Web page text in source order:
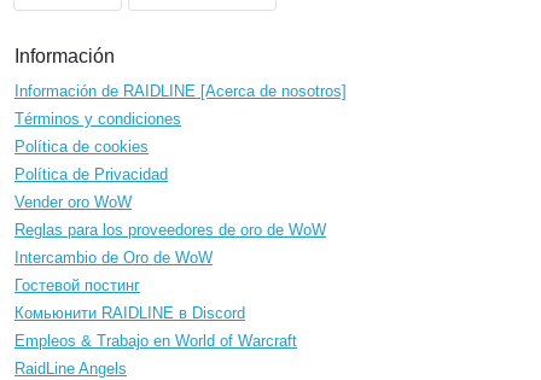
Información
Información de RAIDLINE [Acerca de nosotros]
Términos y condiciones
Política de cookies
Política de Privacidad
Vender oro WoW
Reglas para los proveedores de oro de WoW
Intercambio de Oro de WoW
Гостевой постинг
Комьюнити RAIDLINE в Discord
Empleos & Trabajo en World of Warcraft
RaidLine Angels